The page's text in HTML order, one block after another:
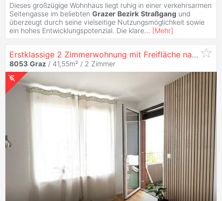
Dieses großzügige Wohnhaus liegt ruhig in einer verkehrsarmen
Seitengasse im beliebten Grazer Bezirk Straßgang und
überzeugt durch seine vielseitige Nutzungsmöglichkeit sowie
ein hohes Entwicklungspotenzial. Die klare... [Mehr]
Erstklassige 2 Zimmerwohnung mit Freifläche nahe Center West und
8053 Graz / 41,55m² / 2 Zimmer